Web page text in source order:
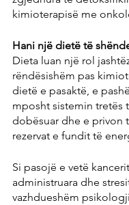
kimioterapisë me
Hani një dietë të
Dieta luan një rol
rëndësishëm pas
dietë e pasaktë, e
mposht sistemin tretës
dobësuar dhe e privon
rezervat e fundit të
Si pasojë e vetë
administruara dhe
vazhdueshëm